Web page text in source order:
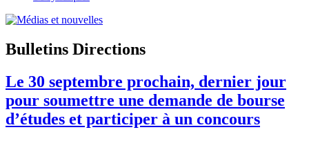
Bulletins Directions
Le 30 septembre prochain, dernier jour
pour soumettre une demande de bourse
d’études et participer à un concours